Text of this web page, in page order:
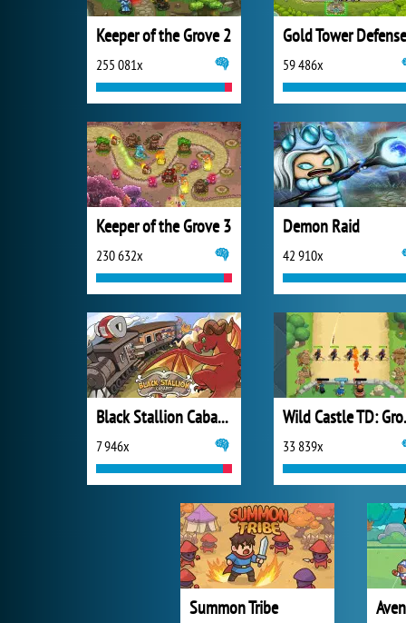
Keeper of the Grove 2
255 081x
Gold Tower Defense
59 486x
Keeper of the Grove 3
230 632x
Demon Raid
42 910x
Black Stallion Cabaret
7 946x
Wild
33 839x
Summon Tribe